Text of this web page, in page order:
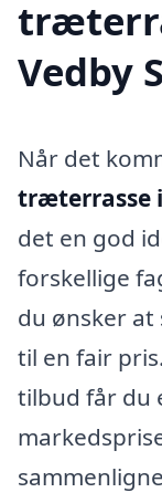
Vedby
Når det
træterrasse i
det en god
forskellige
du ønsker at
til en fair
tilbud får du